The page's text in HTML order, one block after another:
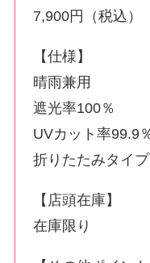
7,900円（税込）
【仕様】
晴雨兼用
遮光率100％
UVカット率99.9
折りたたみタイプ
【店頭在庫】
在庫限り